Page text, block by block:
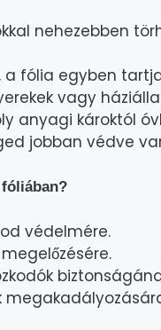
nehezebben
a fólia egyben
vagy
anyagi károktól
jobban védve
védelmére.